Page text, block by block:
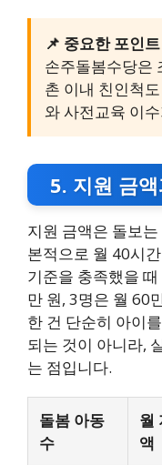
📌 중요한 포인트
손주돌봄수당은
촌 이내 친인척
와 사전교육 이
5. 지원 금
지원 금액은 돌보
본적으로 월 40시
기준을 충족했을
만 원, 3명은 월 60
한 건 단순히 아이
되는 것이 아니라,
는 점입니다.
돌봄 아동
수
월
액